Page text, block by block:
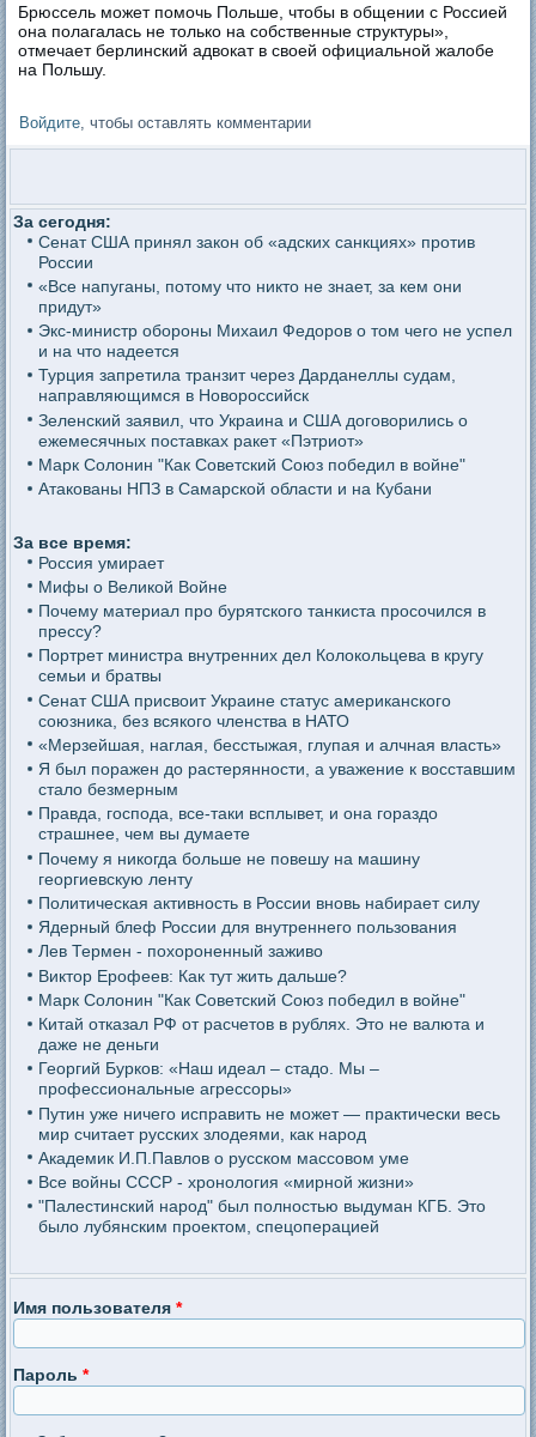
Брюссель может помочь Польше, чтобы в общении с Россией
она полагалась не только на собственные структуры»,
отмечает берлинский адвокат в своей официальной жалобе
на Польшу.
Войдите , чтобы оставлять комментарии
За сегодня:
Сенат США принял закон об «адских санкциях» против
России
«Все напуганы, потому что никто не знает, за кем они
придут»
Экс-министр обороны Михаил Федоров о том чего не успел
и на что надеется
Турция запретила транзит через Дарданеллы судам,
направляющимся в Новороссийск
Зеленский заявил, что Украина и США договорились о
ежемесячных поставках ракет «Пэтриот»
Марк Солонин "Как Советский Союз победил в войне"
Атакованы НПЗ в Самарской области и на Кубани
За все время:
Россия умирает
Мифы о Великой Войне
Почему материал про бурятского танкиста просочился в
прессу?
Портрет министра внутренних дел Колокольцева в кругу
семьи и братвы
Сенат США присвоит Украине статус американского
союзника, без всякого членства в НАТО
«Мерзейшая, наглая, бесстыжая, глупая и алчная власть»
Я был поражен до растерянности, а уважение к восставшим
стало безмерным
Правда, господа, все-таки всплывет, и она гораздо
страшнее, чем вы думаете
Почему я никогда больше не повешу на машину
георгиевскую ленту
Политическая активность в России вновь набирает силу
Ядерный блеф России для внутреннего пользования
Лев Термен - похороненный заживо
Виктор Ерофеев: Как тут жить дальше?
Марк Солонин "Как Советский Союз победил в войне"
Китай отказал РФ от расчетов в рублях. Это не валюта и
даже не деньги
Георгий Бурков: «Наш идеал – стадо. Мы –
профессиональные агрессоры»
Путин уже ничего исправить не может — практически весь
мир считает русских злодеями, как народ
Академик И.П.Павлов о русском массовом уме
Все войны СССР - хронология «мирной жизни»
"Палестинский народ" был полностью выдуман КГБ. Это
было лубянским проектом, спецоперацией
Имя пользователя*
Пароль*